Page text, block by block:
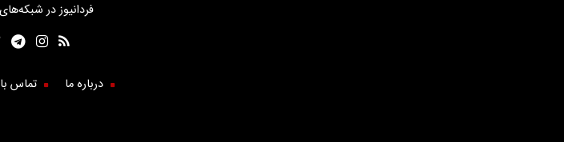
فردانیوز در
درباره ما تماس